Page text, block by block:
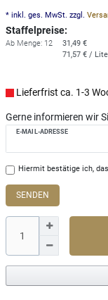
* inkl. ges. MwSt. zzgl.
Staffelpreise:
Ab Menge: 12
31,49 €
71,57 € /
Lieferfrist ca. 1-3
Gerne informieren wir
E-MAIL-ADRESSE
Hiermit bestätige ich,
SENDEN